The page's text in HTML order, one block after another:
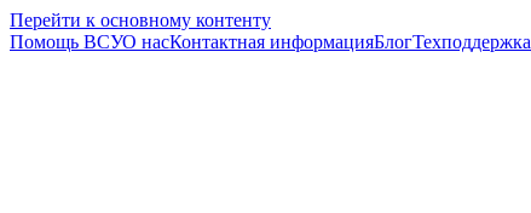
Перейти к основному контенту
Помощь ВСУО насКонтактная информацияБлогТехподдержка